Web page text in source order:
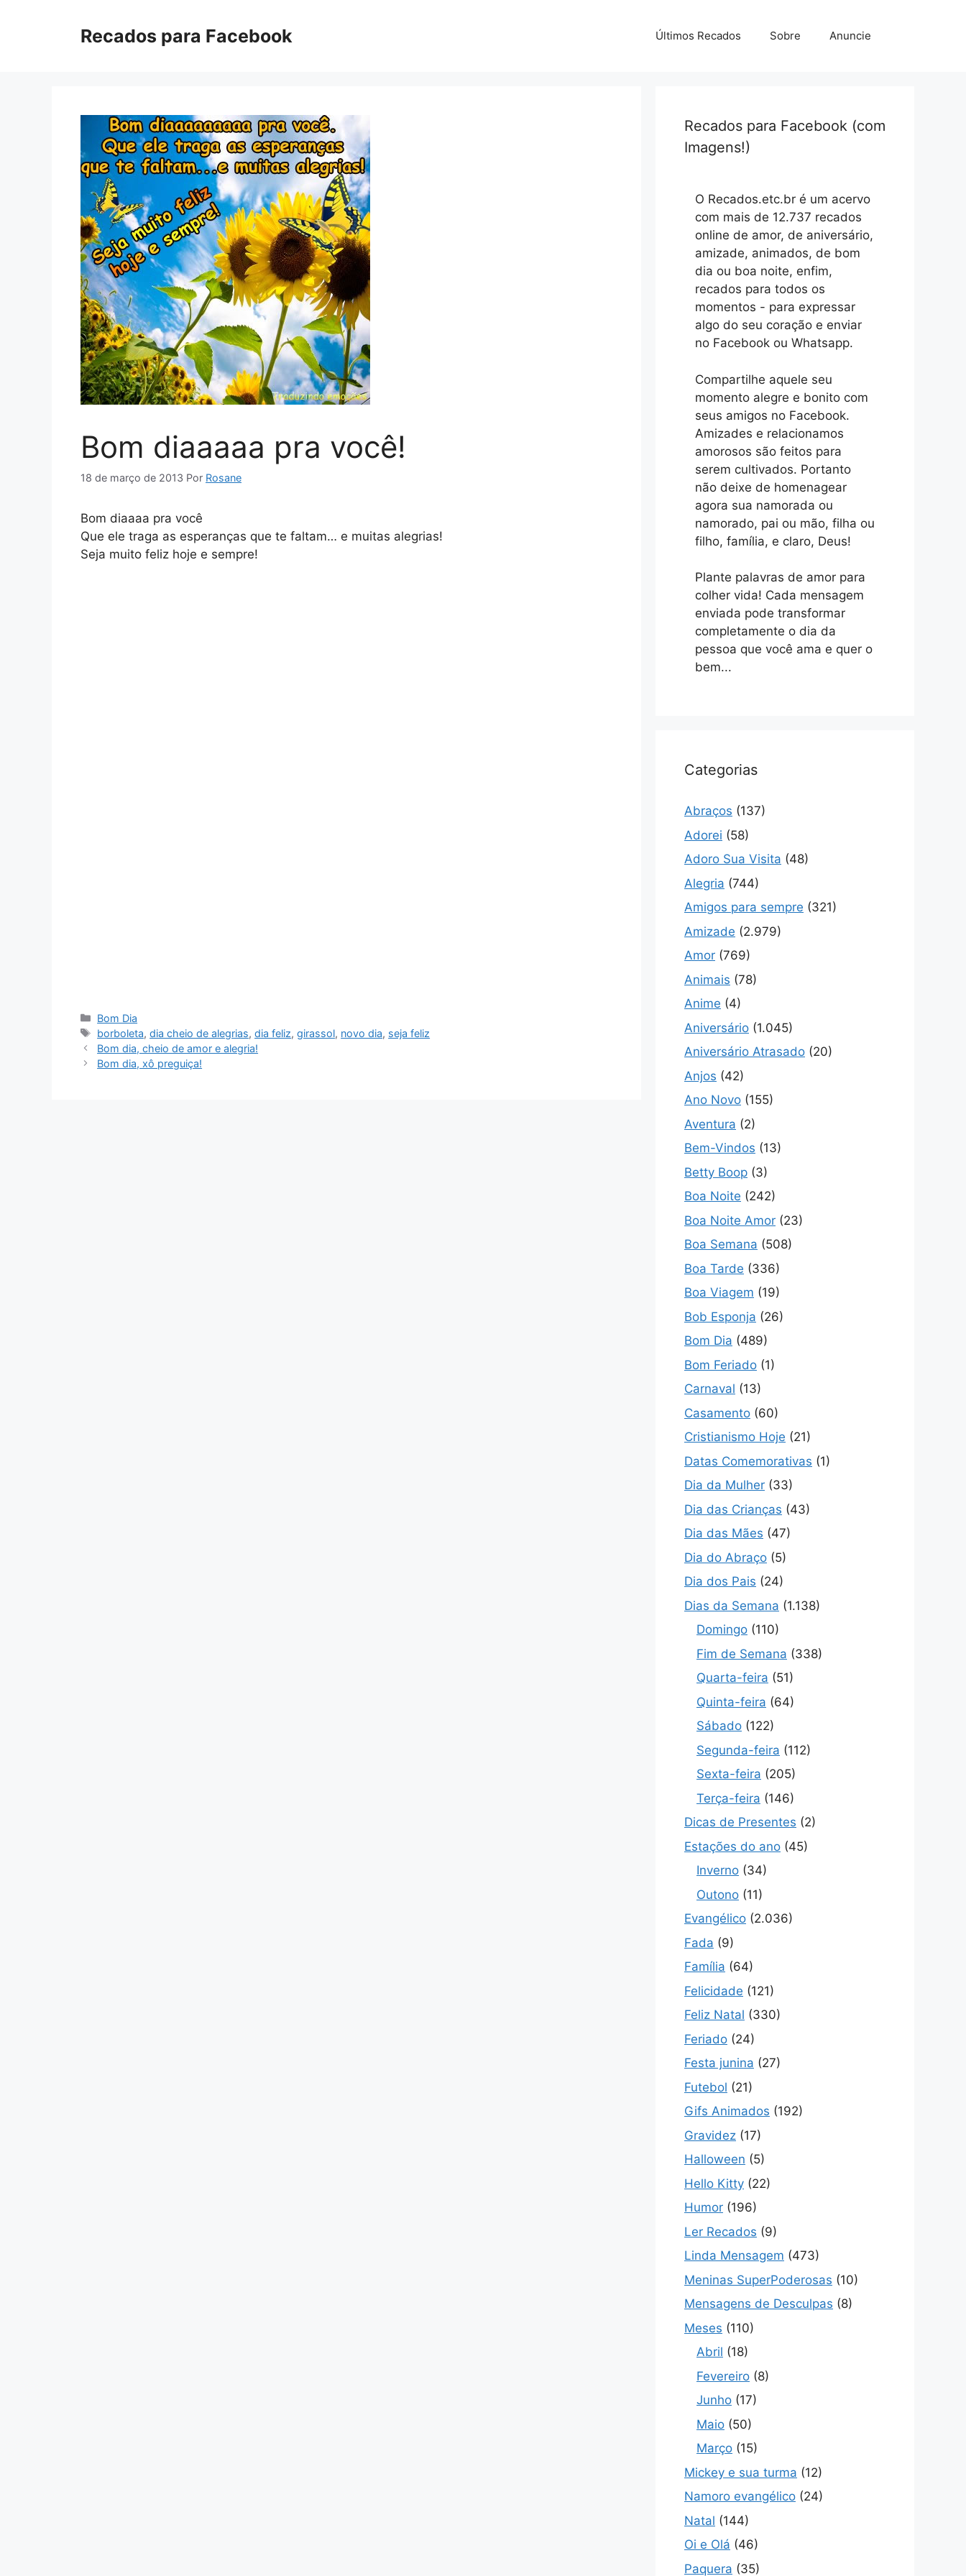
Recados para Facebook Últimos Recados Sobre Anuncie
Bom diaaaaa pra você!
18 de março de 2013 Por Rosane
Bom diaaaa pra você
Que ele traga as esperanças que te faltam… e muitas alegrias!
Seja muito feliz hoje e sempre!
Categorias
Bom Dia
Tags
borboleta,dia cheio de alegrias,dia feliz,girassol, novo dia, seja feliz
Bom dia, cheio de amor e alegria!
Bom dia, xô preguiça!
Recados para Facebook (com
Imagens!)
O Recados.etc.br é um acervo
com mais de 12.737 recados
online de amor, de aniversário,
amizade, animados, de bom
dia ou boa noite, enfim,
recados para todos os
momentos - para expressar
algo do seu coração e enviar
no Facebook ou Whatsapp.
Compartilhe aquele seu
momento alegre e bonito com
seus amigos no Facebook.
Amizades e relacionamos
amorosos são feitos para
serem cultivados. Portanto
não deixe de homenagear
agora sua namorada ou
namorado, pai ou mão, filha ou
filho, família, e claro, Deus!
Plante palavras de amor para
colher vida! Cada mensagem
enviada pode transformar
completamente o dia da
pessoa que você ama e quer o
bem...
Categorias
Abraços (137)
Adorei (58)
Adoro Sua Visita (48)
Alegria (744)
Amigos para sempre (321)
Amizade (2.979)
Amor (769)
Animais (78)
Anime (4)
Aniversário (1.045)
Aniversário Atrasado (20)
Anjos (42)
Ano Novo (155)
Aventura (2)
Bem-Vindos (13)
Betty Boop (3)
Boa Noite (242)
Boa Noite Amor (23)
Boa Semana (508)
Boa Tarde (336)
Boa Viagem (19)
Bob Esponja (26)
Bom Dia (489)
Bom Feriado (1)
Carnaval (13)
Casamento (60)
Cristianismo Hoje (21)
Datas Comemorativas (1)
Dia da Mulher (33)
Dia das Crianças (43)
Dia das Mães (47)
Dia do Abraço (5)
Dia dos Pais (24)
Dias da Semana (1.138)
Domingo (110)
Fim de Semana (338)
Quarta-feira (51)
Quinta-feira (64)
Sábado (122)
Segunda-feira (112)
Sexta-feira (205)
Terça-feira (146)
Dicas de Presentes (2)
Estações do ano (45)
Inverno (34)
Outono (11)
Evangélico (2.036)
Fada (9)
Família (64)
Felicidade (121)
Feliz Natal (330)
Feriado (24)
Festa junina (27)
Futebol (21)
Gifs Animados (192)
Gravidez (17)
Halloween (5)
Hello Kitty (22)
Humor (196)
Ler Recados (9)
Linda Mensagem (473)
Meninas SuperPoderosas (10)
Mensagens de Desculpas (8)
Meses (110)
Abril (18)
Fevereiro (8)
Junho (17)
Maio (50)
Março (15)
Mickey e sua turma (12)
Namoro evangélico (24)
Natal (144)
Oi e Olá (46)
Paquera (35)